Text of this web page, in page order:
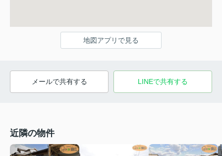
地図アプリで見る
メールで共有する LINEで共有する
近隣の物件